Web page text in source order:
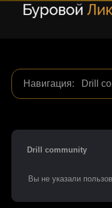
Навигация: Drill
Drill community
Вы не указали